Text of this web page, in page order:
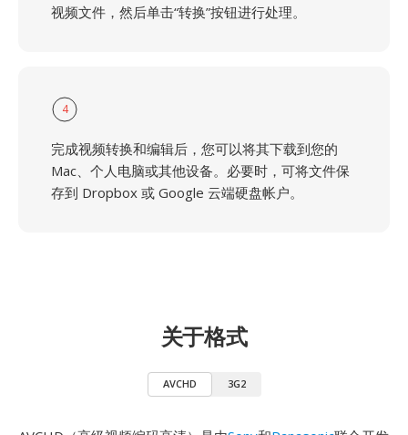
视频文件，然后单击“转换”按钮进行处理。
4
完成视频转换和编辑后，您可以将其下载到您的
Mac、个人电脑或其他设备。必要时，可将文件保
存到 Dropbox 或 Google 云端硬盘帐户。
关于格式
AVCHD 3G2